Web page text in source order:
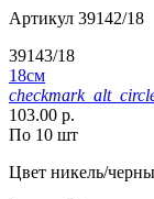
Артикул 39142/18
39143/18
18см
103.00 р.
По 10 шт
Цвет никель/